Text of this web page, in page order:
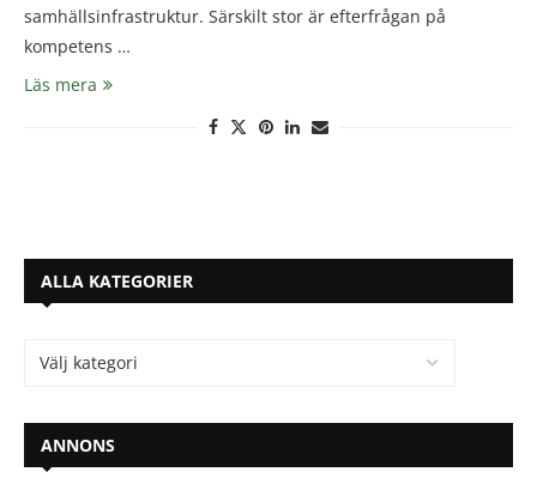
samhällsinfrastruktur. Särskilt stor är efterfrågan på
kompetens …
Läs mera
ALLA KATEGORIER
ANNONS